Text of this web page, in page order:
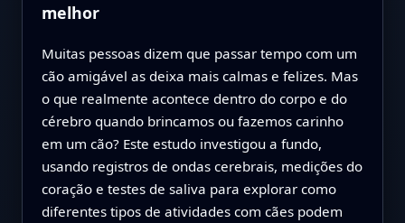
melhor
Muitas pessoas dizem que passar tempo com um
cão amigável as deixa mais calmas e felizes. Mas
o que realmente acontece dentro do corpo e do
cérebro quando brincamos ou fazemos carinho
em um cão? Este estudo investigou a fundo,
usando registros de ondas cerebrais, medições do
coração e testes de saliva para explorar como
diferentes tipos de atividades com cães podem